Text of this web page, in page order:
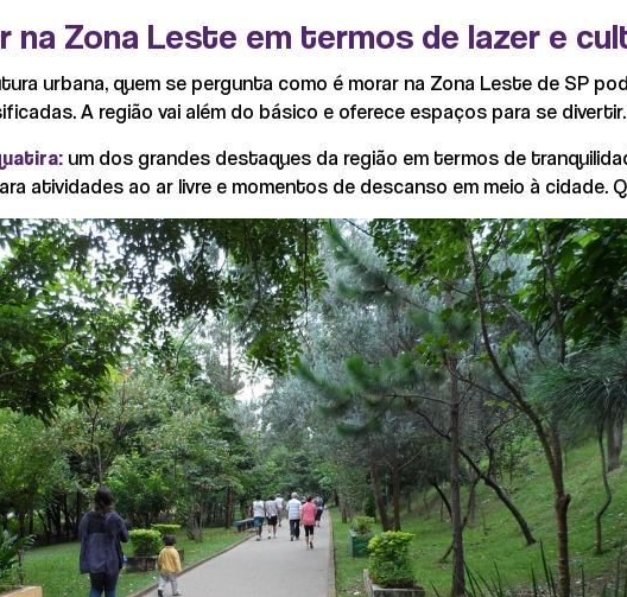
na Zona Leste em termos de lazer e
urbana, quem se pergunta como é morar na Zona Leste de SP
A região vai além do básico e oferece espaços para se
um dos grandes destaques da região em termos de
atividades ao ar livre e momentos de descanso em meio à cidade.